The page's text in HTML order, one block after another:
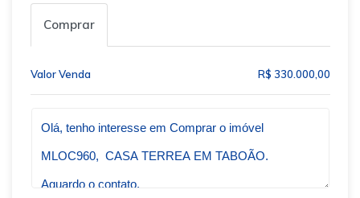
Comprar
Valor Venda R$ 330.000,00